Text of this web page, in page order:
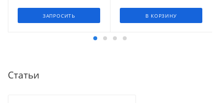
ЗАПРОСИТЬ В КОРЗИНУ
Статьи